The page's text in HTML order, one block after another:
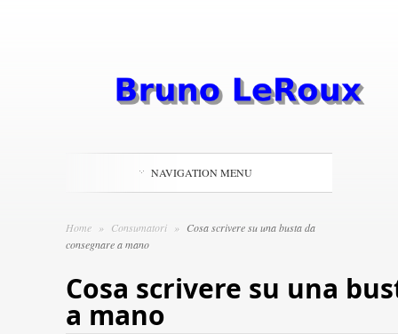
NAVIGATION MENU
Home » Consumatori » Cosa scrivere su una busta da
consegnare a mano
Cosa scrivere su una
a mano